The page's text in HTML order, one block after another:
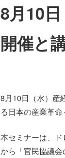
8月10
開催と
8月10日（水）産
る日本の産業革
本セミナーは、
から「官民協議